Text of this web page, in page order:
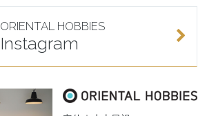
ORIENTAL HOBBIES
Instagram